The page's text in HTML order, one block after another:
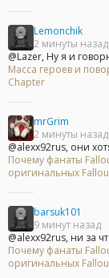
Lemonchik
2 минуты назад
@Lazer, Ну я и
Масса героев и
Chapter
mrGrim
2 минуты назад
@alexx92rus, они
Почему фанаты
оригинальных
barsuk101
9 минут назад
@alexx92rus, ни за
Почему фанаты
оригинальных